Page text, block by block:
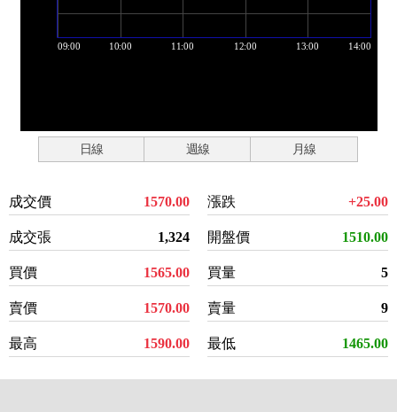
日線 週線 月線
成交價 1570.00
成交張 1,324
買價 1565.00
賣價 1570.00
最高 1590.00
漲跌 +25.00
開盤價 1510.00
買量 5
賣量 9
最低 1465.00